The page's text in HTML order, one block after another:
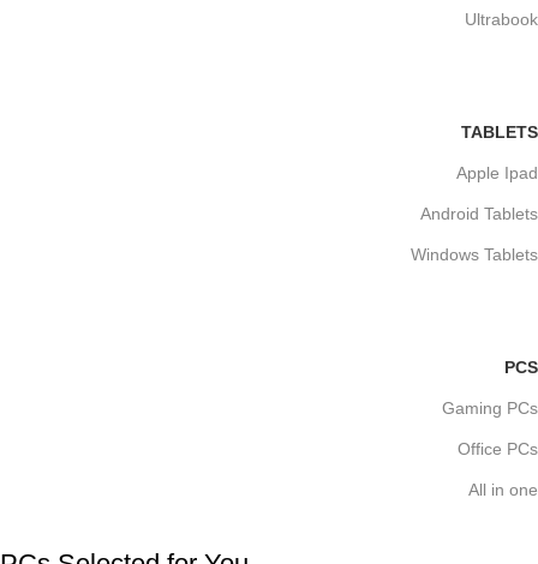
Ultrabook
TABLETS
Apple Ipad
Android Tablets
Windows Tablets
PCS
Gaming PCs
Office PCs
All in one